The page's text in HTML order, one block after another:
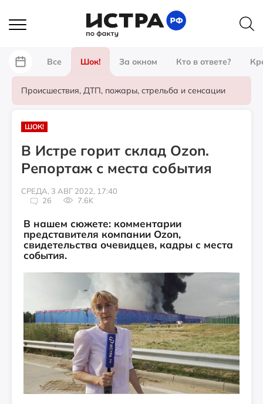
Все Шок! За окном Кто в ответе?
Происшествия, ДТП, пожары, стрельба и сенсации
ШОК!
В Истре горит склад Ozon.
Репортаж с места события
СРЕДА, 3 АВГ 2022, 17:40
26
7.6K
В нашем сюжете: комментарии
представителя компании Ozon,
свидетельства очевидцев, кадры с места
события.